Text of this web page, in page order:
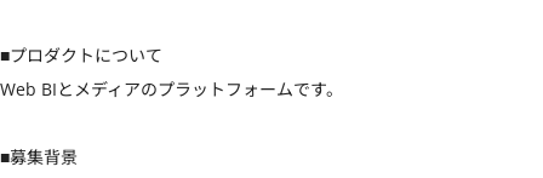
■プロダクトについて
Web BIとメディアのプラットフォームです。
■募集背景